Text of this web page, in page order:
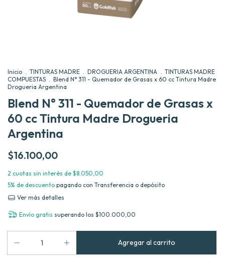
Inicio . TINTURAS MADRE . DROGUERIA ARGENTINA . TINTURAS MADRE
COMPUESTAS . Blend N° 311 - Quemador de Grasas x 60 cc Tintura Madre
Drogueria Argentina
Blend N° 311 - Quemador de Grasas x
60 cc Tintura Madre Drogueria
Argentina
$16.100,00
2 cuotas sin interés de $8.050,00
5% de descuento pagando con Transferencia o depósito
Ver más detalles
Envío gratis superando los $100.000,00